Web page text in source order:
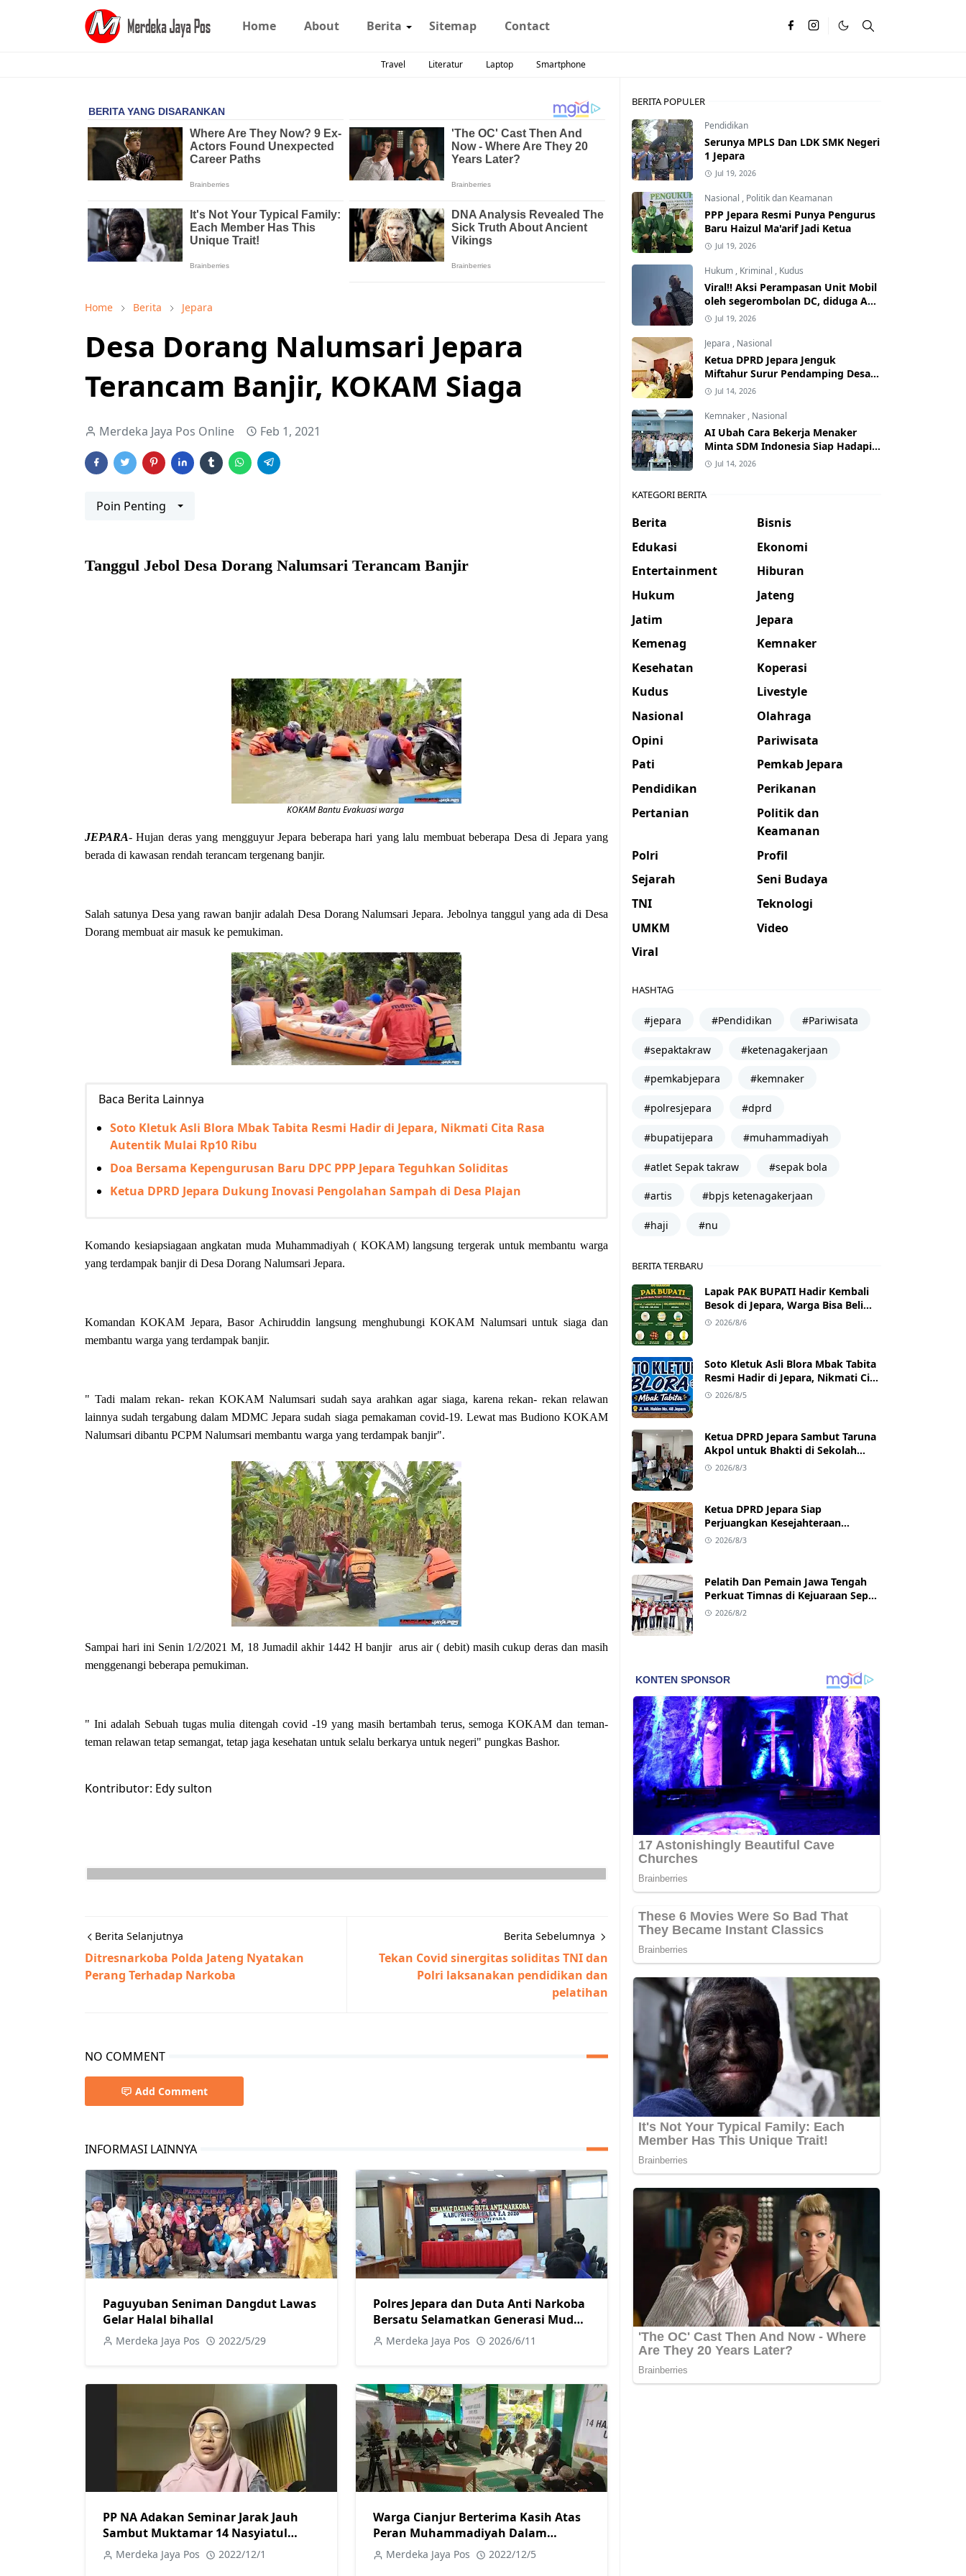
Home About Berita Sitemap Contact
Travel Literatur Laptop Smartphone
Home Berita Jepara
Desa Dorang Nalumsari Jepara
Terancam Banjir, KOKAM Siaga
Merdeka Jaya Pos Online Feb 1, 2021
Poin Penting
Tanggul Jebol Desa Dorang Nalumsari Terancam Banjir
KOKAM Bantu Evakuasi warga
JEPARA- Hujan deras yang mengguyur Jepara beberapa hari yang lalu membuat beberapa Desa di Jepara yang
berada di kawasan rendah terancam tergenang banjir.
Salah satunya Desa yang rawan banjir adalah Desa Dorang Nalumsari Jepara. Jebolnya tanggul yang ada di Desa
Dorang membuat air masuk ke pemukiman.
Baca Berita Lainnya
Soto Kletuk Asli Blora Mbak Tabita Resmi Hadir di Jepara, Nikmati Cita Rasa
Autentik Mulai Rp10 Ribu
Doa Bersama Kepengurusan Baru DPC PPP Jepara Teguhkan Soliditas
Ketua DPRD Jepara Dukung Inovasi Pengolahan Sampah di Desa Plajan
Komando kesiapsiagaan angkatan muda Muhammadiyah ( KOKAM) langsung tergerak untuk membantu warga
yang terdampak banjir di Desa Dorang Nalumsari Jepara.
Komandan KOKAM Jepara, Basor Achiruddin langsung menghubungi KOKAM Nalumsari untuk siaga dan
membantu warga yang terdampak banjir.
" Tadi malam rekan- rekan KOKAM Nalumsari sudah saya arahkan agar siaga, karena rekan- rekan relawan
lainnya sudah tergabung dalam MDMC Jepara sudah siaga pemakaman covid-19. Lewat mas Budiono KOKAM
Nalumsari dibantu PCPM Nalumsari membantu warga yang terdampak banjir".
Sampai hari ini Senin 1/2/2021 M, 18 Jumadil akhir 1442 H banjir arus air ( debit) masih cukup deras dan masih
menggenangi beberapa pemukiman.
" Ini adalah Sebuah tugas mulia ditengah covid -19 yang masih bertambah terus, semoga KOKAM dan teman-
teman relawan tetap semangat, tetap jaga kesehatan untuk selalu berkarya untuk negeri" pungkas Bashor.
Kontributor: Edy sulton
Berita Selanjutnya
Ditresnarkoba Polda Jateng Nyatakan
Perang Terhadap Narkoba
Berita Sebelumnya
Tekan Covid sinergitas soliditas TNI dan
Polri laksanakan pendidikan dan
pelatihan
NO COMMENT
Add Comment
INFORMASI LAINNYA
Paguyuban Seniman Dangdut Lawas
Gelar Halal bihallal
Merdeka Jaya Pos 2022/5/29
Polres Jepara dan Duta Anti Narkoba
Bersatu Selamatkan Generasi Muda
dari Bahaya Narkoba
Merdeka Jaya Pos 2026/6/11
PP NA Adakan Seminar Jarak Jauh
Sambut Muktamar 14 Nasyiatul
Aisyiyah
Merdeka Jaya Pos 2022/12/1
Warga Cianjur Berterima Kasih Atas
Peran Muhammadiyah Dalam
Menangani Korban Gempa
Merdeka Jaya Pos 2022/12/5
BERITA POPULER
Pendidikan
Serunya MPLS Dan LDK SMK Negeri
1 Jepara
Jul 19, 2026
Nasional , Politik dan Keamanan
PPP Jepara Resmi Punya Pengurus
Baru Haizul Ma'arif Jadi Ketua
Jul 19, 2026
Hukum , Kriminal , Kudus
Viral!! Aksi Perampasan Unit Mobil
oleh segerombolan DC, diduga Ada
Dalangnya
Jul 19, 2026
Jepara , Nasional
Ketua DPRD Jepara Jenguk
Miftahur Surur Pendamping Desa
yang Sakit
Jul 14, 2026
Kemnaker , Nasional
AI Ubah Cara Bekerja Menaker
Minta SDM Indonesia Siap Hadapi
Dunia Kerja Baru
Jul 14, 2026
KATEGORI BERITA
Berita
Bisnis
Edukasi
Ekonomi
Entertainment
Hiburan
Hukum
Jateng
Jatim
Jepara
Kemenag
Kemnaker
Kesehatan
Koperasi
Kudus
Livestyle
Nasional
Olahraga
Opini
Pariwisata
Pati
Pemkab Jepara
Pendidikan
Perikanan
Pertanian
Politik dan
Keamanan
Polri
Profil
Sejarah
Seni Budaya
TNI
Teknologi
UMKM
Video
Viral
HASHTAG
#jepara #Pendidikan #Pariwisata
#sepaktakraw #ketenagakerjaan
#pemkabjepara #kemnaker
#polresjepara #dprd
#bupatijepara #muhammadiyah
#atlet Sepak takraw #sepak bola
#artis #bpjs ketenagakerjaan
#haji #nu
BERITA TERBARU
Lapak PAK BUPATI Hadir Kembali
Besok di Jepara, Warga Bisa Beli
Beras hingga Minyak Goreng
2026/8/6
Soto Kletuk Asli Blora Mbak Tabita
Resmi Hadir di Jepara, Nikmati Cita
Rasa Autentik Mulai Rp10 Ribu
2026/8/5
Ketua DPRD Jepara Sambut Taruna
Akpol untuk Bhakti di Sekolah
Rakyat Jepara
2026/8/3
Ketua DPRD Jepara Siap
Perjuangkan Kesejahteraan
Satlinmas Jepara
2026/8/3
Pelatih Dan Pemain Jawa Tengah
Perkuat Timnas di Kejuaraan Sepak
takraw Internasional
2026/8/2